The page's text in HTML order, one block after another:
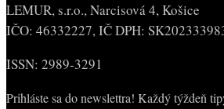
LEMUR, s.r.o., Narcisová 4, Košice
IČO: 46332227, IČ DPH:
ISSN: 2989-3291
Prihláste sa do newslettra! Každý týždeň